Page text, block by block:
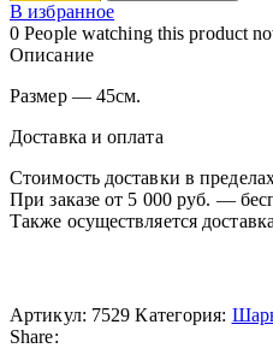
В избранное
0 People watching this product
Описание
Размер — 45см.
Доставка и оплата
Стоимость доставки в
При заказе от 5 000 руб. —
Также осуществляется
Артикул: 7529Категория:
Share: